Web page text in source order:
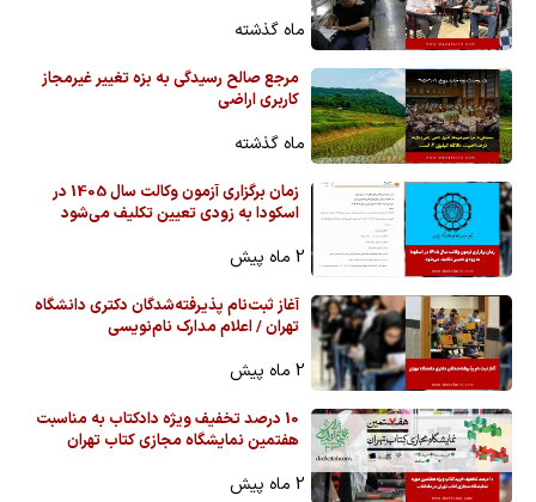
ماه گذشته
مرجع صالح رسیدگی به بزه تغییر غیرمجاز
کاربری اراضی
ماه گذشته
زمان برگزاری آزمون وکالت سال 1405 در
اسکودا به زودی تعیین تکلیف می‌شود
2 ماه پیش
آغاز ثبت‌نام پذیرفته‌شدگان دکتری دانشگاه
تهران / اعلام مدارک نام‌نویسی
2 ماه پیش
10 درصد تخفیف ویژه دادکتاب به مناسبت
هفتمین نمایشگاه مجازی کتاب تهران
2 ماه پیش